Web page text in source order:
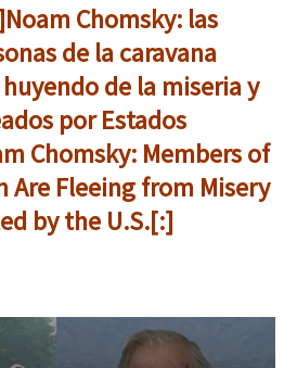
Chomsky: las
de la caravana
de la miseria y
por Estados
Chomsky: Members of
Are Fleeing from Misery
by the U.S.[:]